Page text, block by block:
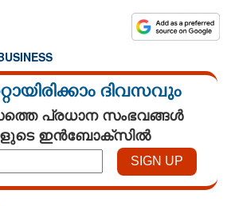
ദിവസവും
പ്രധാന സംഭവങ്ങൾ
ഇൻബോക്സിൽ